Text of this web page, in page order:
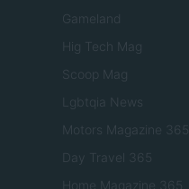
Gameland
Hig Tech Mag
Scoop Mag
Lgbtqia News
Motors Magazine 365
Day Travel 365
Home Magazine 365